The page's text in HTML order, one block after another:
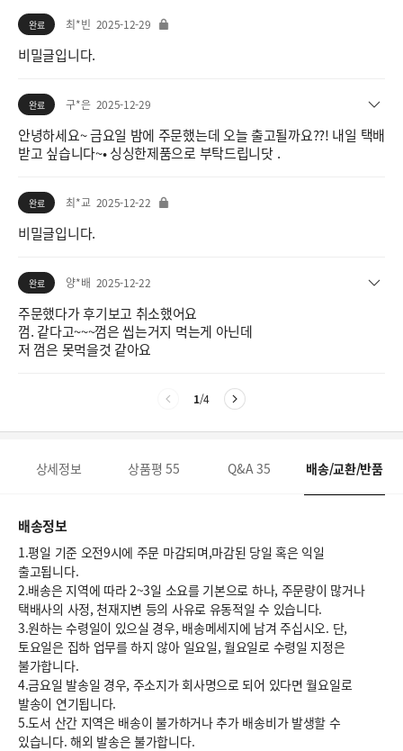
완료 최*빈 2025-12-29
비밀글입니다.
완료 구*은 2025-12-29
안녕하세요~ 금요일 밤에 주문했는데 오늘 출고될까요??! 내일 택배
받고 싶습니다~• 싱싱한제품으로 부탁드립니닷 .
완료 최*교 2025-12-22
비밀글입니다.
완료 양*배 2025-12-22
주문했다가 후기보고 취소했어요
껌. 같다고~~~껌은 씹는거지 먹는게 아닌데
저 껌은 못먹을것 같아요
1/4
상세정보 상품평 55 Q&A 35 배송/교환/반품
배송정보
1.평일 기준 오전9시에 주문 마감되며,마감된 당일 혹은 익일
출고됩니다.
2.배송은 지역에 따라 2~3일 소요를 기본으로 하나, 주문량이 많거나
택배사의 사정, 천재지변 등의 사유로 유동적일 수 있습니다.
3.원하는 수령일이 있으실 경우, 배송메세지에 남겨 주십시오. 단,
토요일은 집하 업무를 하지 않아 일요일, 월요일로 수령일 지정은
불가합니다.
4.금요일 발송일 경우, 주소지가 회사명으로 되어 있다면 월요일로
발송이 연기됩니다.
5.도서 산간 지역은 배송이 불가하거나 추가 배송비가 발생할 수
있습니다. 해외 발송은 불가합니다.